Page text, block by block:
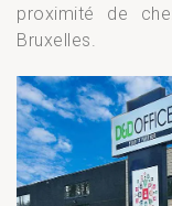
proximité de
Bruxelles.